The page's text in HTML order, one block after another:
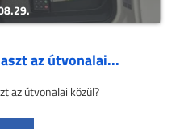
az útvonalai...
az útvonalai közül?